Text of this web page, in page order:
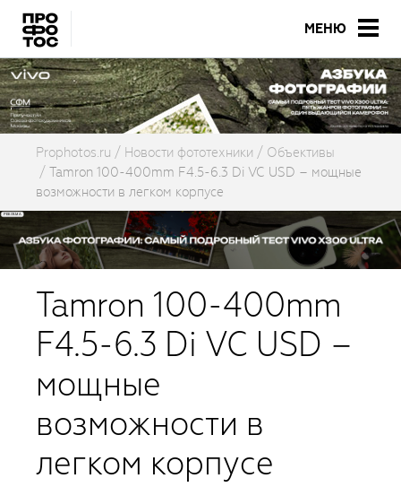
МЕНЮ
Prophotos.ru Новости фототехники
Объективы
Tamron 100-400mm F4.5-6.3 Di VC USD – мощные
возможности в легком корпусе
Tamron 100-400mm
F4.5-6.3 Di VC USD –
мощные
возможности в
легком корпусе